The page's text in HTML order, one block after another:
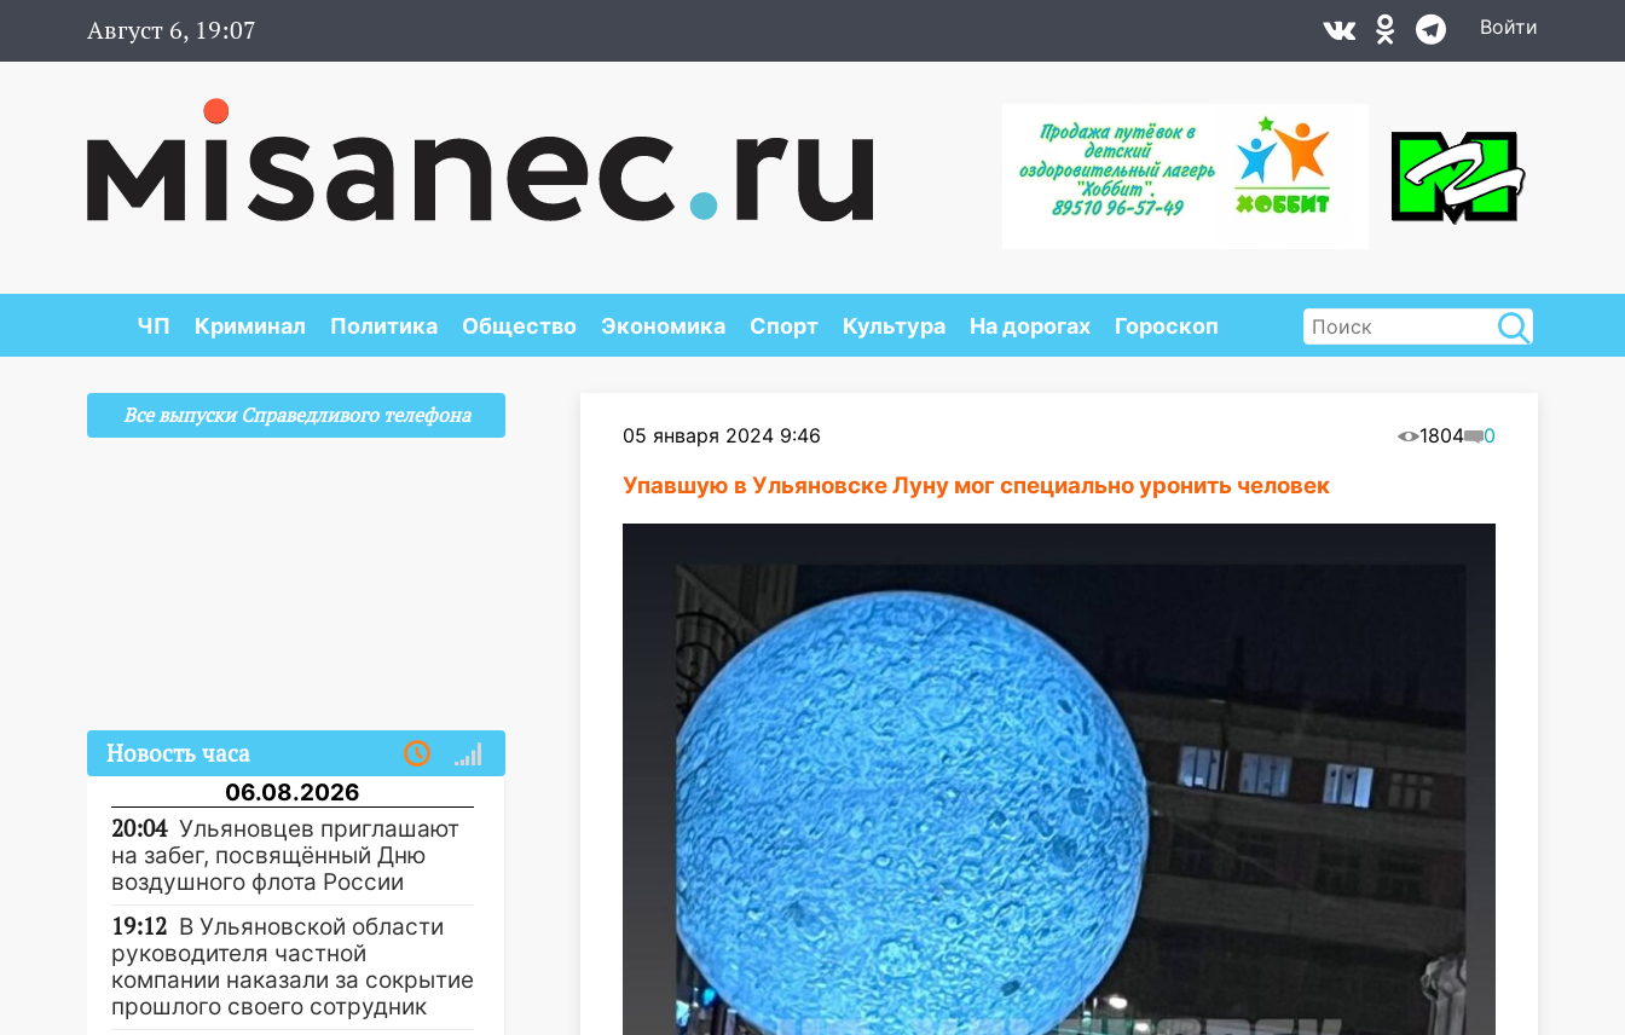
Август 6, 19:07 Войти
ЧП Криминал Политика Общество Экономика Спорт Культура На дорогах Гороскоп
05 января 2024 9:46 1804 0
Упавшую в Ульяновске Луну мог специально уронить человек
Все выпуски Справедливого телефона
Новость часа
06.08.2026
20:04 Ульяновцев приглашают
на забег, посвящённый Дню
воздушного флота России
19:12 В Ульяновской области
руководителя частной
компании наказали за сокрытие
прошлого своего сотрудник